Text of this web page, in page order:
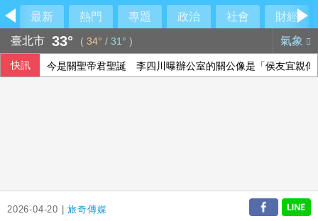
最新 熱門 專題 政治 社會
財經
臺北市 33° ( 34° / 31° ) 氣象
快訊 今是關聖帝君聖誕 李四川曝辦公室的關公像是「侯友宜親傳
2026-04-20 |旅奇傳媒